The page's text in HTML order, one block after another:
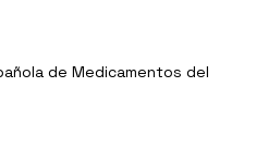
de Medicamentos del